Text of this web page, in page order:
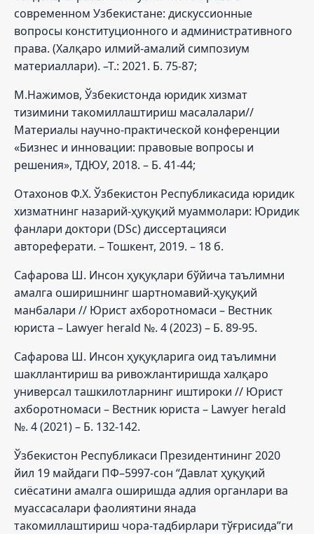
современном Узбекистане: дискуссионные
вопросы конституционного и административного
права. (Халқаро илмий-амалий симпозиум
материаллари). –Т.: 2021. Б. 75-87;
М.Нажимов, Ўзбекистонда юридик хизмат
тизимини такомиллаштириш масалалари//
Материалы научно-практической конференции
«Бизнес и инновации: правовые вопросы и
решения», ТДЮУ, 2018. – Б. 41-44;
Отахонов Ф.Х. Ўзбекистон Республикасида юридик
хизматнинг назарий-ҳуқуқий муаммолари: Юридик
фанлари доктори (DSc) диссертацияси
автореферати. – Тошкент, 2019. – 18 б.
Сафарова Ш. Инсон ҳуқуқлари бўйича таълимни
амалга оширишнинг шартномавий-ҳуқуқий
манбалари // Юрист ахборотномаси – Вестник
юриста – Lawyer herald №. 4 (2023) – Б. 89-95.
Сафарова Ш. Инсон ҳуқуқларига оид таълимни
шакллантириш ва ривожлантиришда халқаро
универсал ташкилотларнинг иштироки // Юрист
ахборотномаси – Вестник юриста – Lawyer herald
№. 4 (2021) – Б. 132-142.
Ўзбекистон Республикаси Президентининг 2020
йил 19 майдаги ПФ–5997-сон “Давлат ҳуқуқий
сиёсатини амалга оширишда адлия органлари ва
муассасалари фаолиятини янада
такомиллаштириш чора-тадбирлари тўғрисида”ги